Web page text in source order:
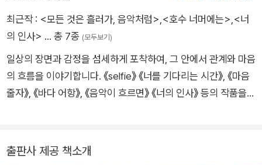
최근작 : <모든 것은 흘러가, 음악처럼> <호수 너머에는> <너
의 인사> … 총 7종 (모두보기)
일상의 장면과 감정을 섬세하게 포착하여, 그 안에서 관계와 마음
의 흐름을 이야기합니다. 《selfie》 《너를 기다리는 시간》, 《마음
줄자》, 《바다 어항》, 《음악이 흐르면》 《너의 인사》 등의 작품을
출판사 제공 책소개